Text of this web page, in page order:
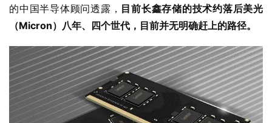
的中国半导体顾问透露， 目前长鑫存储的技术约落后美光
（Micron）八年、四个世代，目前并无明确赶上的路径。